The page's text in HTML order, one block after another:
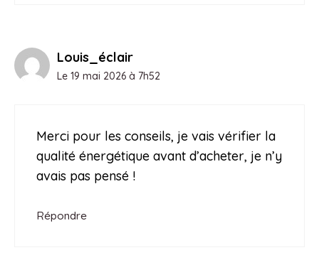
Louis_éclair
Le 19 mai 2026 à 7h52
Merci pour les conseils, je vais vérifier la
qualité énergétique avant d’acheter, je n’y
avais pas pensé !
Répondre